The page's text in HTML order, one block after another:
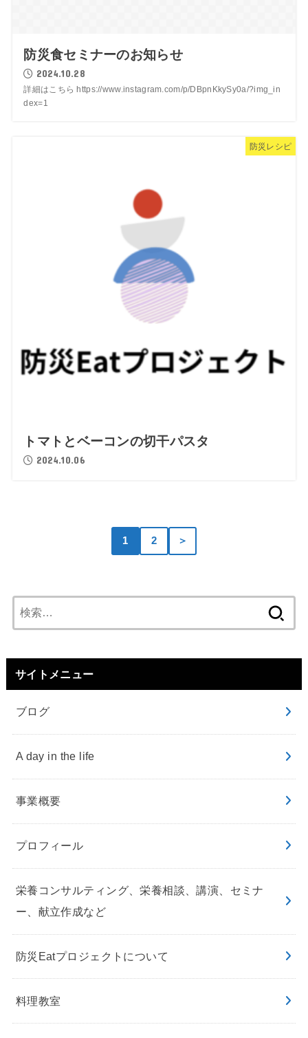
防災食セミナーのお知らせ
2024.10.28
詳細はこちら https://www.instagram.com/p/DBpnKkySy0a/?img_in
dex=1
防災レシピ
トマトとベーコンの切干パスタ
2024.10.06
1 2 ＞
索:
サイトメニュー
ブログ
A day in the life
事業概要
プロフィール
栄養コンサルティング、栄養相談、講演、セミナ
ー、献立作成など
防災Eatプロジェクトについて
料理教室